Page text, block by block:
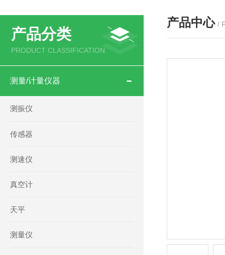
产品分类
PRODUCT CLASSIFICATION
测量/计量仪器
测振仪
传感器
测速仪
真空计
天平
测量仪
产品中心 /